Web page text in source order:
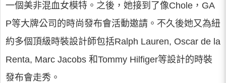
一個美非混血女模特。之後，她接到了像Chole，GA
P等大牌公司的時尚發布會活動邀請。不久後她又為紐
約多個頂級時裝設計師包括Ralph Lauren, Oscar de la
Renta, Marc Jacobs 和Tommy Hilfiger等設計的時裝
發布會走秀。